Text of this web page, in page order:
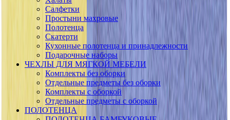
Салфетки
Простыни махровые
Полотенца
Скатерти
Кухонные полотенца и принадлежности
Подарочные наборы
ЧЕХЛЫ ДЛЯ МЯГКОЙ МЕБЕЛИ
Комплекты без оборки
Отдельные предметы без оборки
Комплекты с оборкой
Отдельные предметы с оборкой
ПОЛОТЕНЦА